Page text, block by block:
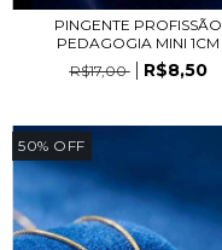
PINGENTE PROFISSÃO
PEDAGOGIA MINI 1CM
R$17,00
R$8,50
50% OFF